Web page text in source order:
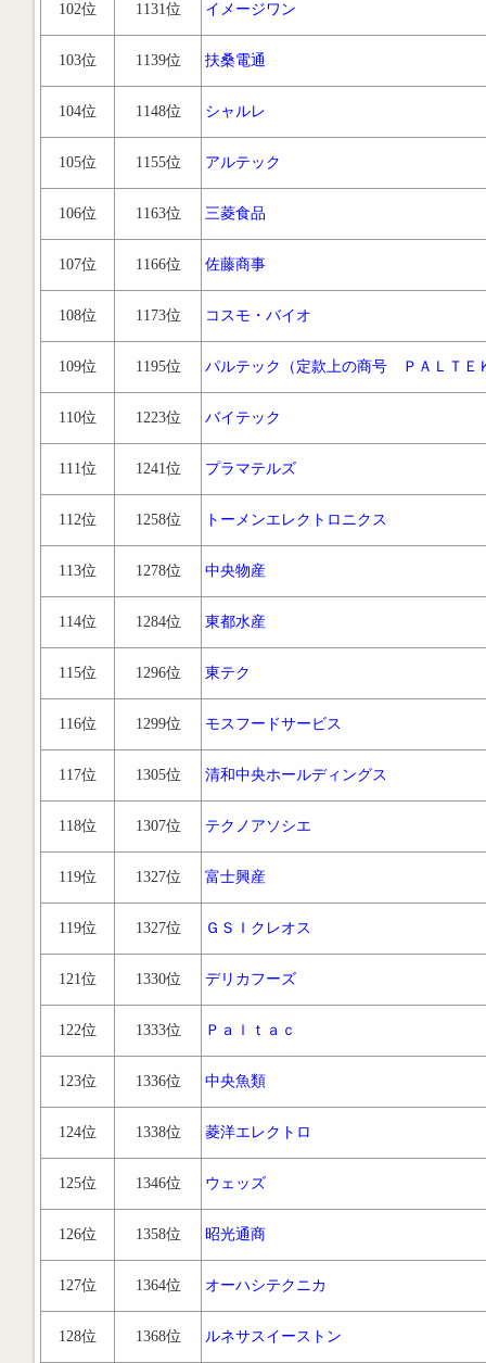
102位 1131位 イメージワン
103位 1139位 扶桑電通
104位 1148位 シャルレ
105位 1155位 アルテック
106位 1163位 三菱食品
107位 1166位 佐藤商事
108位 1173位 コスモ・バイオ
109位 1195位 パルテック（定款上の商号 ＰＡＬＴＥ
110位 1223位 バイテック
111位 1241位 プラマテルズ
112位 1258位 トーメンエレクトロニクス
113位 1278位 中央物産
114位 1284位 東都水産
115位 1296位 東テク
116位 1299位 モスフードサービス
117位 1305位 清和中央ホールディングス
118位 1307位 テクノアソシエ
119位 1327位 富士興産
119位 1327位 ＧＳＩクレオス
121位 1330位 デリカフーズ
122位 1333位 Ｐａｌｔａｃ
123位 1336位 中央魚類
124位 1338位 菱洋エレクトロ
125位 1346位 ウェッズ
126位 1358位 昭光通商
127位 1364位 オーハシテクニカ
128位 1368位 ルネサスイーストン